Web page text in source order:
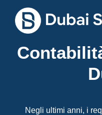
Negli ultimi anni, i